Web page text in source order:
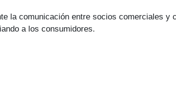
la comunicación entre socios comerciales y
a los consumidores.